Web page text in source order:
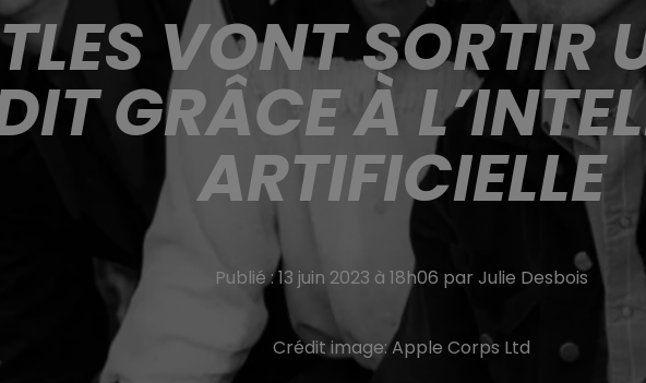
VONT SORTIR
GRÂCE À
ARTIFICIELLE
Publié : 13 juin 2023 à 18h06 par Julie Desbois
Crédit image:Apple Corps Ltd